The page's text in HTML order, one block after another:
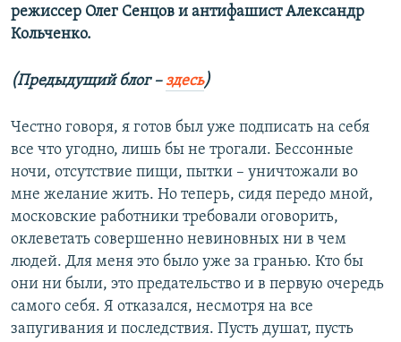
режиссер Олег Сенцов и антифашист Александр
Кольченко.
(Предыдущий блог –здесь)
Честно говоря, я готов был уже подписать на себя
все что угодно, лишь бы не трогали. Бессонные
ночи, отсутствие пищи, пытки – уничтожали во
мне желание жить. Но теперь, сидя передо мной,
московские работники требовали оговорить,
оклеветать совершенно невиновных ни в чем
людей. Для меня это было уже за гранью. Кто бы
они ни были, это предательство и в первую очередь
самого себя. Я отказался, несмотря на все
запугивания и последствия. Пусть душат, пусть